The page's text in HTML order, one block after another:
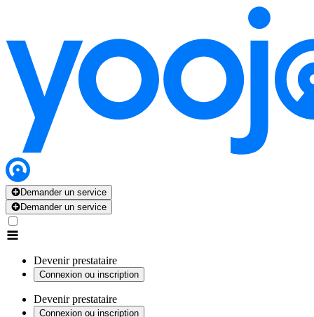
Demander un service
Demander un service
Devenir prestataire
Connexion ou inscription
Devenir prestataire
Connexion ou inscription